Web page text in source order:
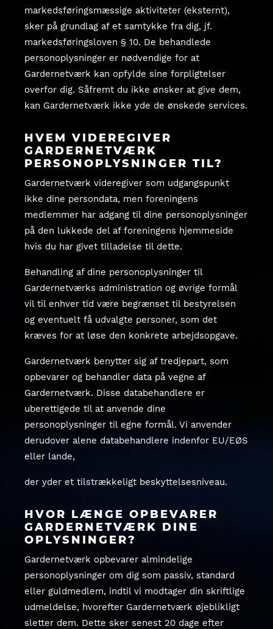
markedsføringsmæssige aktiviteter (eksternt),
sker på grundlag af et samtykke fra dig, jf.
markedsføringsloven § 10. De behandlede
personoplysninger er nødvendige for at
Gardernetværk kan opfylde sine forpligtelser
overfor dig. Såfremt du ikke ønsker at give dem,
kan Gardernetværk ikke yde de ønskede services.
HVEM VIDEREGIVER
GARDERNETVÆRK
PERSONOPLYSNINGER TIL?
Gardernetværk videregiver som udgangspunkt
ikke dine persondata, men foreningens
medlemmer har adgang til dine personoplysninger
på den lukkede del af foreningens hjemmeside
hvis du har givet tilladelse til dette.
Behandling af dine personoplysninger til
Gardernetværks administration og øvrige formål
vil til enhver tid være begrænset til bestyrelsen
og eventuelt få udvalgte personer, som det
kræves for at løse den konkrete arbejdsopgave.
Gardernetværk benytter sig af tredjepart, som
opbevarer og behandler data på vegne af
Gardernetværk. Disse databehandlere er
uberettigede til at anvende dine
personoplysninger til egne formål. Vi anvender
derudover alene databehandlere indenfor EU/EØS
eller lande,
der yder et tilstrækkeligt beskyttelsesniveau.
HVOR LÆNGE OPBEVARER
GARDERNETVÆRK DINE
OPLYSNINGER?
Gardernetværk opbevarer almindelige
personoplysninger om dig som passiv, standard
eller guldmedlem, indtil vi modtager din skriftlige
udmeldelse, hvorefter Gardernetværk øjeblikligt
sletter dem. Dette sker senest 20 dage efter